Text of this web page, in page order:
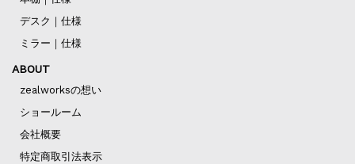
デスク｜仕様
ミラー｜仕様
ABOUT
zealworksの想い
ショールーム
会社概要
特定商取引法表示